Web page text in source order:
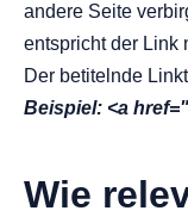
andere Seite
entspricht der Link
Der betitelnde
Beispiel: <a
Wie